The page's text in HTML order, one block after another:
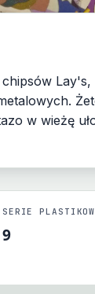
i
w wieżę
SERIE
9